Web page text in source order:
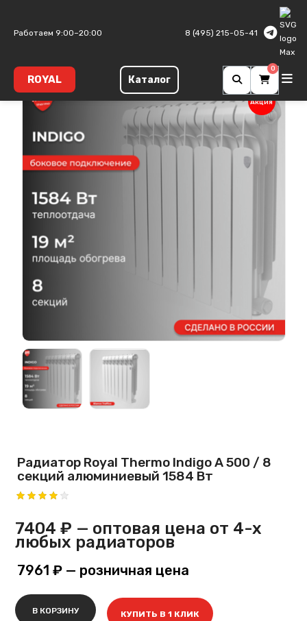
Работаем 9:00–20:00 8 (495) 215-05-41
ROYAL Каталог
0
Акция
Радиатор Royal Thermo Indigo A 500 / 8
секций алюминиевый 1584 Вт
7404 ₽ — оптовая цена от 4-х
любых радиаторов
7961 ₽ — розничная цена
В КОРЗИНУ КУПИТЬ В 1 КЛИК